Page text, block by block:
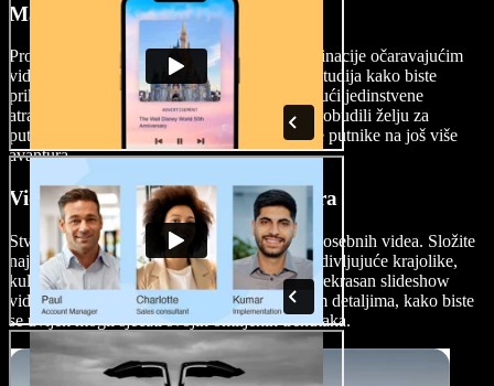
Marketinški videi za putovanja
Promovirajte svoju turističku agenciju ili destinacije očaravajućim
video oglasima. Iskoristite snagu Speechify Studija kako biste
prikazali privlačnost raznih lokacija, uključujući jedinstvene
atrakcije, lokalnu kuhinju i bogatu kulturu, probudili želju za
putovanjem kod svoje publike i privukli nove putnike na još više
avantura.
Videozapisi kao uspomene s odmora
Stvorite trajne uspomene s odmora pomoću posebnih videa. Složite
najljepše trenutke s putovanja, uključujući zadivljujuće krajolike,
kulturne susrete i nezaboravne doživljaje u prekrasan slideshow
video s glazbom u pozadini i personaliziranim detaljima, kako biste
se uvijek mogli sjećati svojih omiljenih trenutaka.